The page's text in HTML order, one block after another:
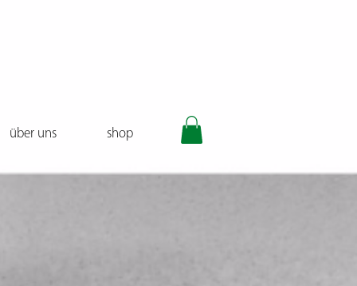
über uns shop